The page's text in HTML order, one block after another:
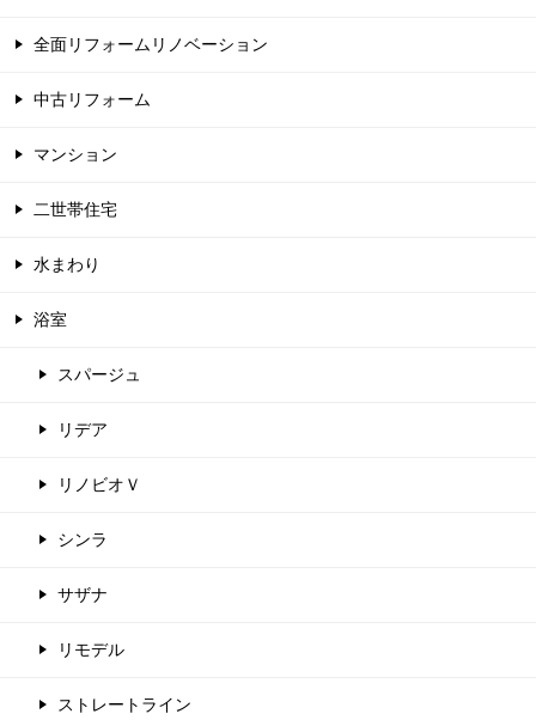
全面リフォームリノベーション
中古リフォーム
マンション
二世帯住宅
水まわり
浴室
スパージュ
リデア
リノビオＶ
シンラ
サザナ
リモデル
ストレートライン